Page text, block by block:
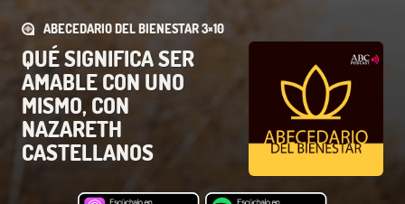
ABECEDARIO DEL BIENESTAR 3×10
QUÉ SIGNIFICA SER
AMABLE CON UNO
MISMO, CON
NAZARETH
CASTELLANOS